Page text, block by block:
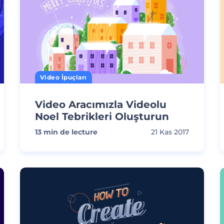
Video İpuçları
Video Aracımızla Videolu
Noel Tebrikleri Oluşturun
13 min de lecture 21 Kas 2017